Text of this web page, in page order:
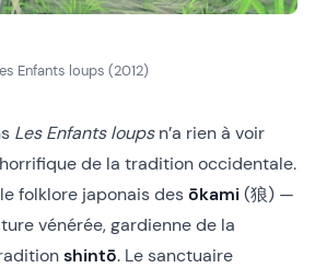
Enfants loups (2012)
Les Enfants loupsn’a rien à voir
de la tradition occidentale.
folklore japonais desōkami(狼) —
vénérée, gardienne de la
shintō. Le sanctuaire